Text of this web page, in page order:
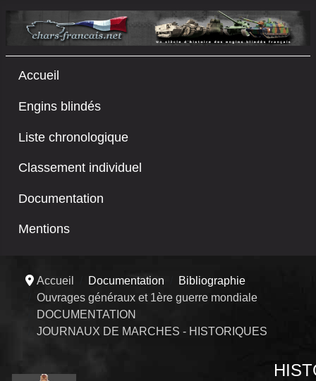
Accueil
Engins blindés
Liste chronologique
Classement individuel
Documentation
Mentions
Accueil Documentation
Bibliographie
Ouvrages généraux et 1ère guerre mondiale
DOCUMENTATION
JOURNAUX DE MARCHES - HISTORIQUES